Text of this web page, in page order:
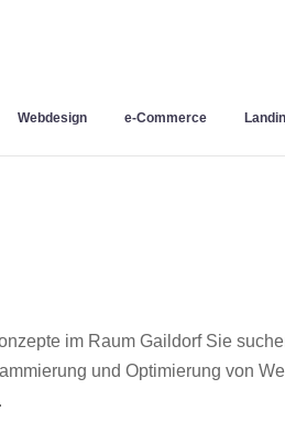
Webdesign e-Commerce
im Raum Gaildorf Sie
und Optimierung von